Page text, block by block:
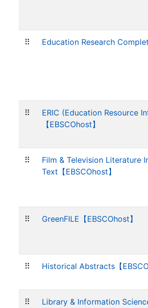
⠿ Education Research
⠿
ERIC (Education Resource
【EBSCOhost】
⠿
Film & Television Literature
Text【EBSCOhost】
⠿ GreenFILE【EBSCOhost】
⠿ Historical Abstracts【
⠿
Library & Information